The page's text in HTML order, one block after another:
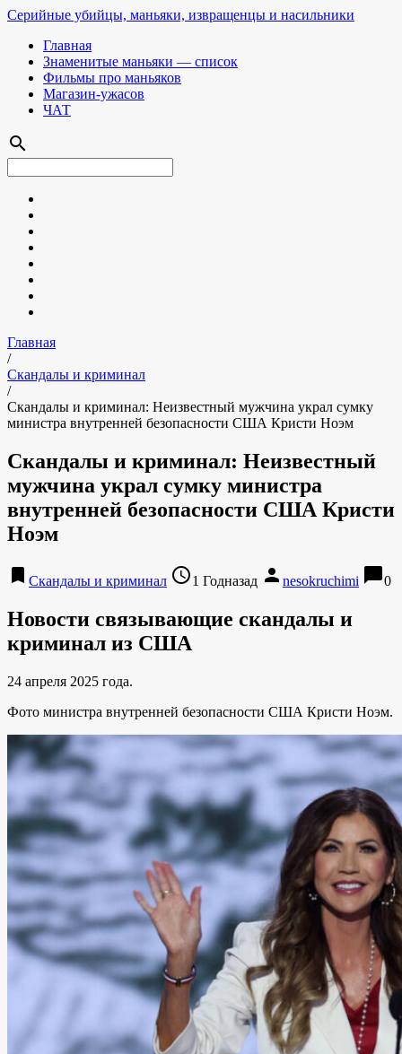
Серийные убийцы, маньяки, извращенцы и насильники
Главная
Знаменитые маньяки — список
Фильмы про маньяков
Магазин-ужасов
ЧАТ
search
Главная
/
Скандалы и криминал
/
Скандалы и криминал: Неизвестный мужчина украл сумку
министра внутренней безопасности США Кристи Ноэм
Скандалы и криминал: Неизвестный
мужчина украл сумку министра
внутренней безопасности США Кристи
Ноэм
bookmark Скандалы и криминал access_time1 Годназад person nesokruchimi chat_bubble0
Новости связывающие скандалы и
криминал из США
24 апреля 2025 года.
Фото министра внутренней безопасности США Кристи Ноэм.